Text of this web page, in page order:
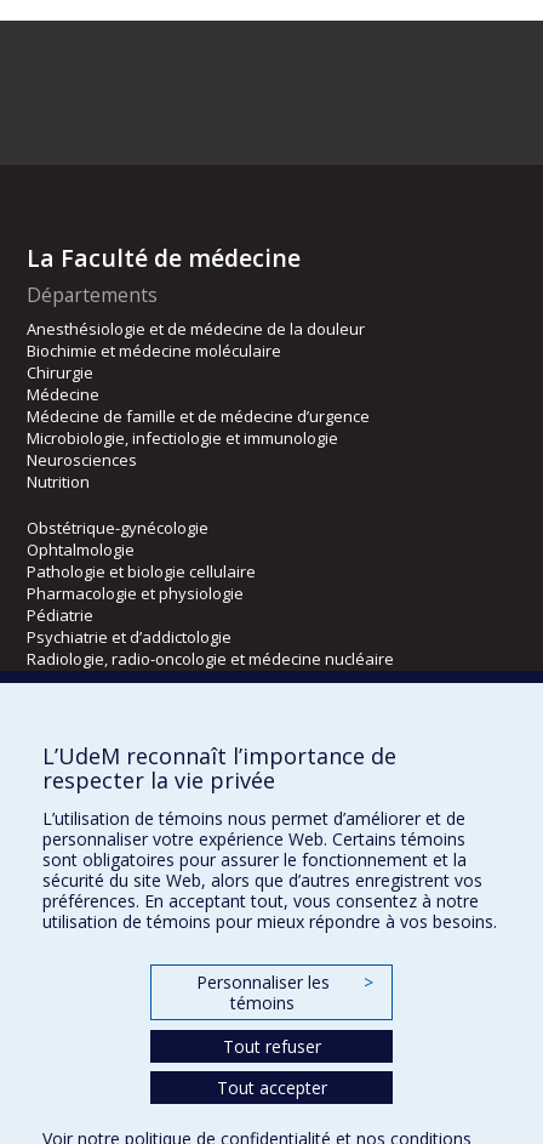
La Faculté de médecine
Départements
Anesthésiologie et de médecine de la douleur
Biochimie et médecine moléculaire
Chirurgie
Médecine
Médecine de famille et de médecine d’urgence
Microbiologie, infectiologie et immunologie
Neurosciences
Nutrition
Obstétrique-gynécologie
Ophtalmologie
Pathologie et biologie cellulaire
Pharmacologie et physiologie
Pédiatrie
Psychiatrie et d’addictologie
Radiologie, radio-oncologie et médecine nucléaire
Kinésiologie et des sciences de l’activité physique
Orthophonie et audiologie
Réadaptation
Directions
DPC
CPASS
L’UdeM reconnaît l’importance de
respecter la vie privée
L’utilisation de témoins nous permet d’améliorer et de
personnaliser votre expérience Web. Certains témoins
sont obligatoires pour assurer le fonctionnement et la
sécurité du site Web, alors que d’autres enregistrent vos
préférences. En acceptant tout, vous consentez à notre
utilisation de témoins pour mieux répondre à vos besoins.
Personnaliser les
témoins
>
Tout refuser
Tout accepter
Voir notre politique de confidentialité et nos conditions